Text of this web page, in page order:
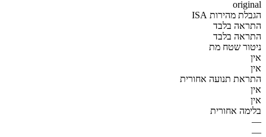
original
הגבלת מהירות ISA
התראה בלבד
התראה בלבד
ניטור שטח מת
אין
אין
התראת תנועה אחורית
אין
אין
בלימה אחורית
—
—